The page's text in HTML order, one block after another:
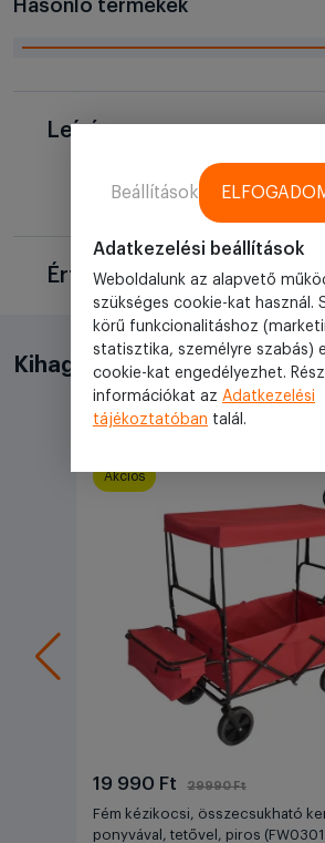
Hasonló termékek
Leírás
Értékelések
Kihagyhatatlan akciók
Akciós
19 990 Ft 29990 Ft
Fém kézikocsi, összecsukható
ponyvával, tetővel, piros
Adatkezelési beállítások
Weboldalunk az alapvető
szükséges cookie-kat használ.
körű funkcionalitáshoz
statisztika, személyre szabás)
cookie-kat engedélyezhet.
információkat az Adatkezelési
tájékoztatóban talál.
Beállítások